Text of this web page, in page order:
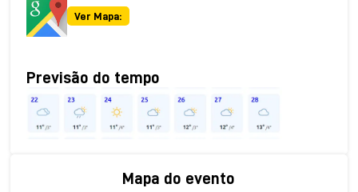
Ver Mapa:
Previsão do tempo
Mapa do evento